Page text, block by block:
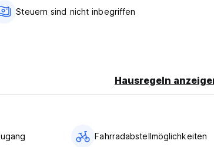
Mit dem Fahrrad erreicht ihr spielend leicht
und schnell fort zu bewegen. Fahrräder gibt es
TIKI-BAR unter dem Sternenhimmel - natürlich
Pasta e Pizza für einen Aufpreis von 5euro
mit euch Pub Crawls. Habt Spaß, feiert
und Umgebung zusammen wie unter anderem:
Peter Pan and much more..!
Steuern sind nicht inbegriffen
Hausregeln
Fahrradabstellmöglichkeiten